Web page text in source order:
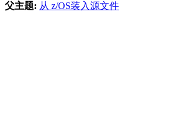
父主题: 从 z/OS装入源文件